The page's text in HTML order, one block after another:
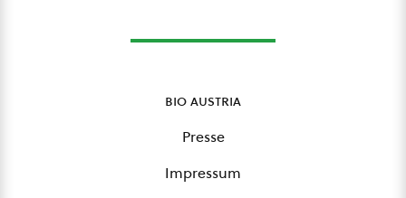
bio austria
Presse
Impressum